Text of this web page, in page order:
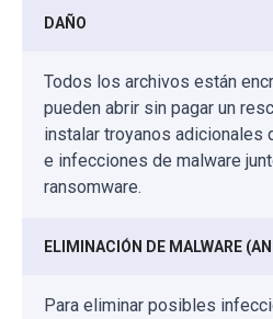
DAÑO
Todos los archivos están
pueden abrir sin pagar un
instalar troyanos adicionales
e infecciones de malware
ransomware.
ELIMINACIÓN DE MALWARE
Para eliminar posibles